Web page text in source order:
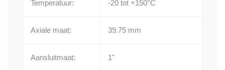
Temperatuur: -20 tot +150°C
Axiale maat: 39.75 mm
Aansluitmaat: 1"